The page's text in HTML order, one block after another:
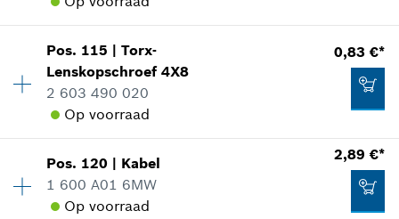
0,83 €*
Aan winkelwagen toevoegen
0,83 €*
Aan winkelwagen toevoegen
Prijsgroep :12
reserveonderdelen informatie
Toepassingsinstructie
Pos. 115 |Torx-
Lenskopschroef 4X8
2 603 490 020
Op voorraad
0,83 €*
Prijsgroep :10
reserveonderdelen informatie
Pos. 120 | Kabel
1 600 A01 6MW
Op voorraad
2,89 €*